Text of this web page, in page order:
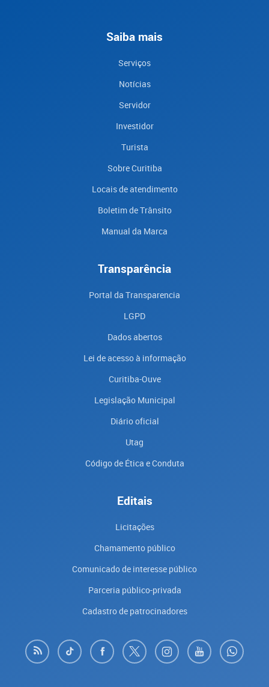
Saiba mais
Serviços
Notícias
Servidor
Investidor
Turista
Sobre Curitiba
Locais de atendimento
Boletim de Trânsito
Manual da Marca
Transparência
Portal da Transparencia
LGPD
Dados abertos
Lei de acesso à informação
Curitiba-Ouve
Legislação Municipal
Diário oficial
Utag
Código de Ética e Conduta
Editais
Licitações
Chamamento público
Comunicado de interesse público
Parceria público-privada
Cadastro de patrocinadores